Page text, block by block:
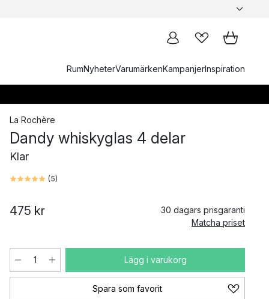
RumNyheterVarumärkenKampanjerInspiration
La Rochère
Dandy whiskyglas 4 delar
Klar
(5)
475 kr
30 dagars prisgaranti
Matcha priset
Lägg i varukorg
Spara som favorit